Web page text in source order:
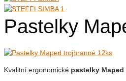
Pastelky
Kvalitní ergonomické pastelky Maped